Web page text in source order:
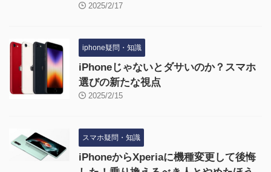
2025/2/17
iphone疑問・知識
iPhoneじゃないとダサいのか？スマホ
選びの新たな視点
2025/2/15
スマホ疑問・知識
iPhoneからXperiaに機種変更して後悔